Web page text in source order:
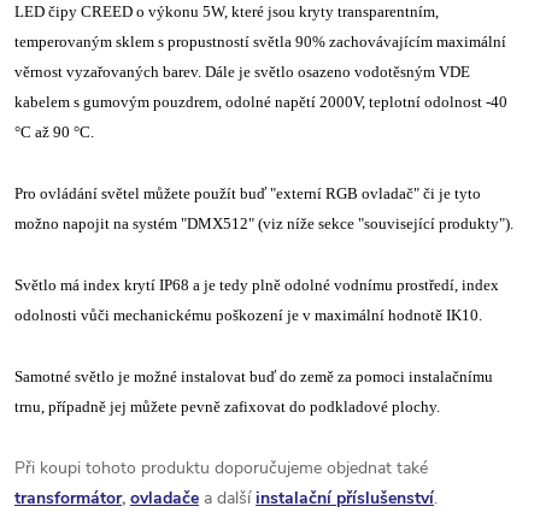
LED čipy CREED o výkonu 5W, které jsou kryty transparentním,
temperovaným sklem s propustností světla 90% zachovávajícím maximální
věrnost vyzařovaných barev. Dále je světlo osazeno vodotěsným VDE
kabelem s gumovým pouzdrem, odolné napětí 2000V, teplotní odolnost -40
°C až 90 °C.
Pro ovládání světel můžete použít buď "externí RGB ovladač" či je tyto
možno napojit na systém "DMX512" (viz níže sekce "související produkty").
Světlo má index krytí IP68 a je tedy plně odolné vodnímu prostředí, index
odolnosti vůči mechanickému poškození je v maximální hodnotě IK10.
Samotné světlo je možné instalovat buď do země za pomoci instalačnímu
trnu, případně jej můžete pevně zafixovat do podkladové plochy.
Při koupi tohoto produktu doporučujeme objednat také
transformátor, ovladače a dalšíinstalační příslušenství.